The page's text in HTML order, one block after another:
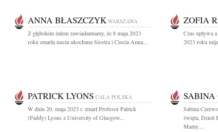
ANNA BŁASZCZYK WARSZAWA
Z głębokim żalem zawiadamiamy, że 8 maja 2023
roku zmarła nasza ukochana Siostra i Ciocia Anna...
ZOFIA
Czas upływa
2023 roku
PATRICK LYONS CAŁA POLSKA
W dniu 20. maja 2023 r. zmarł Profesor Patrick
(Paddy) Lyons z University of Glasgow...
SABINA
Sabina
święta, Dzień
Mamy....